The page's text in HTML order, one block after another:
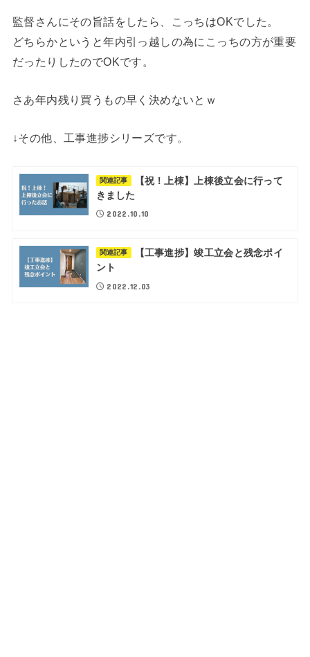
監督さんにその旨話をしたら、こっちはOKでした。
どちらかというと年内引っ越しの為にこっちの方が重要
だったりしたのでOKです。
さあ年内残り買うもの早く決めないとｗ
↓その他、工事進捗シリーズです。
関連記事
【祝！上棟】上棟後立会に行って
きました
2022.10.10
関連記事
【工事進捗】竣工立会と残念ポイ
ント
2022.12.03